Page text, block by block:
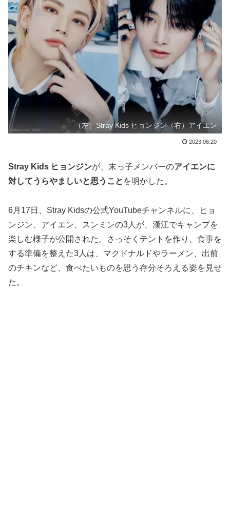
（左）Stray Kids ヒョンジン（右）アイエン
2023.06.20
Stray Kids ヒョンジンが、末っ子メンバーのアイエンに
対してうらやましいと思うこと を明かした。
6月17日、Stray Kidsの公式YouTubeチャンネルに、ヒョ
ンジン、アイエン、スンミンの3人が、漢江でキャンプを
楽しむ様子が公開された。さっそくテントを作り、食事を
する準備を整えた3人は、マクドナルドやラーメン、出前
のチキンなど、食べたいものを思う存分そろえる姿を見せ
た。